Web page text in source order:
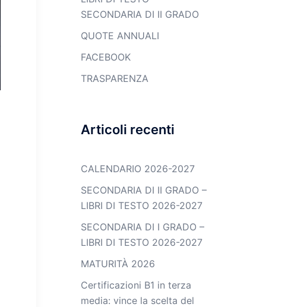
SECONDARIA DI II GRADO
QUOTE ANNUALI
FACEBOOK
TRASPARENZA
Articoli recenti
CALENDARIO 2026-2027
SECONDARIA DI II GRADO –
LIBRI DI TESTO 2026-2027
SECONDARIA DI I GRADO –
LIBRI DI TESTO 2026-2027
MATURITÀ 2026
Certificazioni B1 in terza
media: vince la scelta del